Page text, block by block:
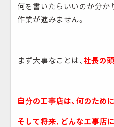
何を書いたらいいのか分か
作業が進みません。
まず大事なことは、社長の
自分の工事店は、何のため
そして将来、どんな工事店